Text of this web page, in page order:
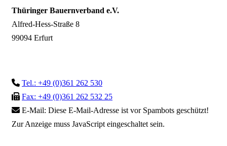
Thüringer Bauernverband e.V.
Alfred-Hess-Straße 8
99094 Erfurt
Tel.: +49 (0)361 262 530
Fax: +49 (0)361 262 532 25
E-Mail: Diese E-Mail-Adresse ist vor Spambots geschützt!
Zur Anzeige muss JavaScript eingeschaltet sein.